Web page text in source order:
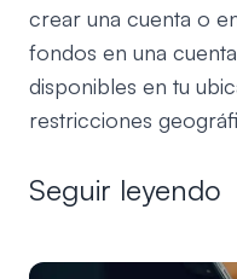
crear una cuenta o
fondos en una
disponibles en tu
restricciones
Seguir leyendo